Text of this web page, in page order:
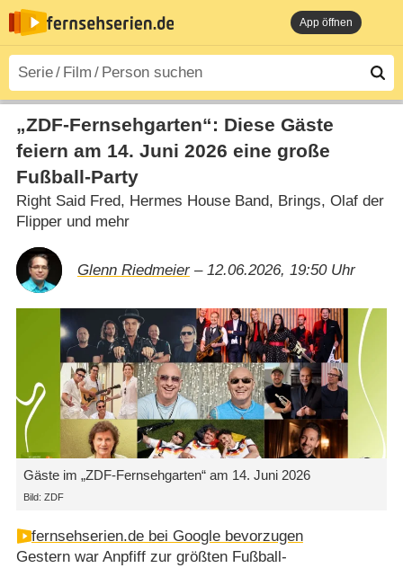
App öffnen
„ZDF-Fernsehgarten“: Diese Gäste
feiern am 14. Juni 2026 eine große
Fußball-Party
Right Said Fred, Hermes House Band, Brings, Olaf der
Flipper und mehr
Glenn Riedmeier– 12.06.2026, 19:50 Uhr
Gäste im „ZDF-Fernsehgarten“ am 14. Juni 2026
Bild: ZDF
fernsehserien.de bei Google bevorzugen
Gestern war Anpfiff zur größten Fußball-